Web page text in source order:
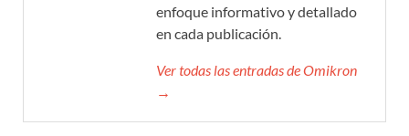
enfoque informativo y detallado
en cada publicación.
Ver todas las entradas de Omikron
→